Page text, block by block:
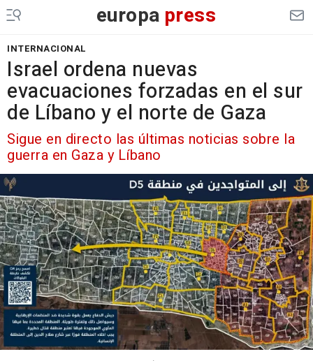
europa press
INTERNACIONAL
Israel ordena nuevas
evacuaciones forzadas en el sur
de Líbano y el norte de Gaza
Sigue en directo las últimas noticias sobre la
guerra en Gaza y Líbano